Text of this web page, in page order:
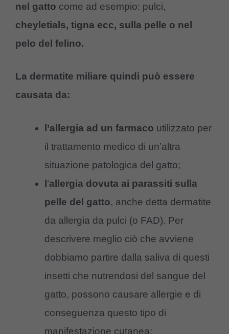
nel gatto come ad esempio: pulci,
cheyletials, tigna ecc, sulla pelle o nel
pelo del felino.
La dermatite miliare quindi può essere
causata da:
l’allergia ad un farmaco utilizzato per
il trattamento medico di un’altra
situazione patologica del gatto;
l‘allergia dovuta ai parassiti sulla
pelle del gatto, anche detta dermatite
da allergia da pulci (o FAD). Per
descrivere meglio ciò che avviene
dobbiamo partire dalla saliva di questi
insetti che nutrendosi del sangue del
gatto, possono causare allergie e di
conseguenza questo tipo di
manifestazione cutanea;